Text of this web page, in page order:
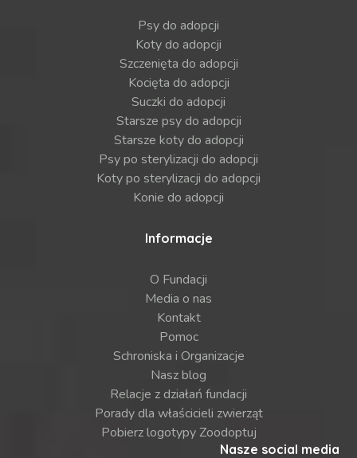
Psy do adopcji
Koty do adopcji
Szczenięta do adopcji
Kocięta do adopcji
Suczki do adopcji
Starsze psy do adopcji
Starsze koty do adopcji
Psy po sterylizacji do adopcji
Koty po sterylizacji do adopcji
Konie do adopcji
Informacje
O Fundacji
Media o nas
Kontakt
Pomoc
Schroniska i Organizacje
Nasz blog
Relacje z działań fundacji
Porady dla właścicieli zwierząt
Pobierz logotypy Zoodoptuj
Nasze social media